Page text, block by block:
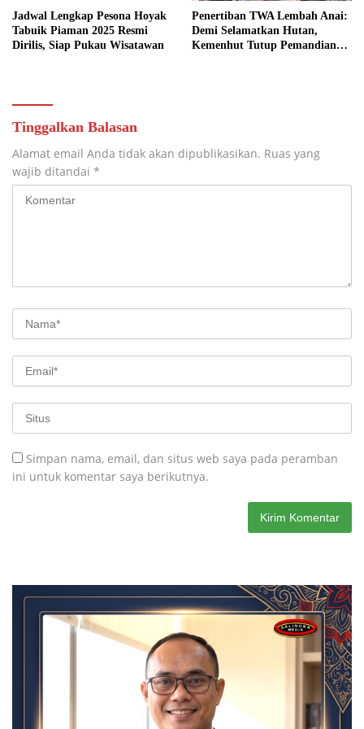
Jadwal Lengkap Pesona Hoyak
Tabuik Piaman 2025 Resmi
Dirilis, Siap Pukau Wisatawan
Penertiban TWA Lembah Anai:
Demi Selamatkan Hutan,
Kemenhut Tutup Pemandian
Tinggalkan Balasan
Alamat email Anda tidak akan dipublikasikan. Ruas yang
wajib ditandai *
Simpan nama, email, dan situs web saya pada peramban
ini untuk komentar saya berikutnya.